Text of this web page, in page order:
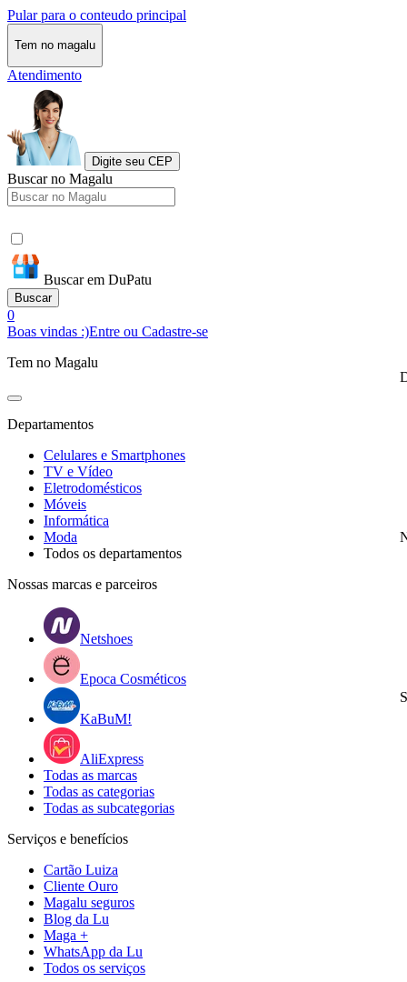
Pular para o conteudo principal
Tem no magalu
Atendimento
Digite seu CEP
Buscar no Magalu
Buscar em DuPatu
Buscar
0
Boas vindas :)Entre ou Cadastre-se
Tem no Magalu
Departamentos
Celulares e Smartphones
TV e Vídeo
Eletrodomésticos
Móveis
Informática
Moda
Todos os departamentos
Nossas marcas e parceiros
Netshoes
Epoca Cosméticos
KaBuM!
AliExpress
Todas as marcas
Todas as categorias
Todas as subcategorias
Serviços e benefícios
Cartão Luiza
Cliente Ouro
Magalu seguros
Blog da Lu
Maga +
WhatsApp da Lu
Todos os serviços